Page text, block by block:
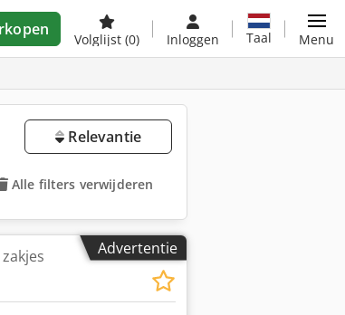
Volglijst (0) Inloggen Taal Menu
Relevantie
Alle filters verwijderen
Advertentie